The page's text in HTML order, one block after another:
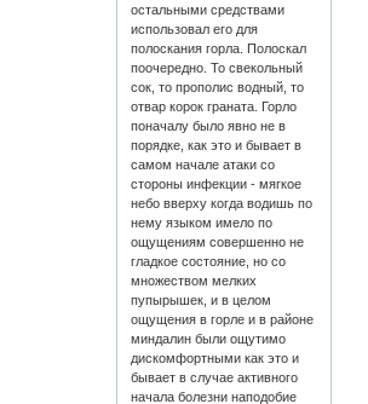
остальными средствами
использовал его для
полоскания горла. Полоскал
поочередно. То свекольный
сок, то прополис водный, то
отвар корок граната. Горло
поначалу было явно не в
порядке, как это и бывает в
самом начале атаки со
стороны инфекции - мягкое
небо вверху когда водишь по
нему языком имело по
ощущениям совершенно не
гладкое состояние, но со
множеством мелких
пупырышек, и в целом
ощущения в горле и в районе
миндалин были ощутимо
дискомфортными как это и
бывает в случае активного
начала болезни наподобие